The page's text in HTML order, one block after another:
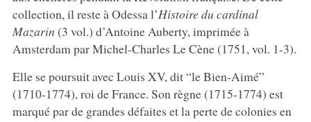
collection, il reste à Odessa l’Histoire du cardinal
Mazarin (3 vol.) d’Antoine Auberty, imprimée à
Amsterdam par Michel-Charles Le Cène (1751, vol. 1-3).
Elle se poursuit avec Louis XV, dit “le Bien-Aimé”
(1710-1774), roi de France. Son règne (1715-1774) est
marqué par de grandes défaites et la perte de colonies en